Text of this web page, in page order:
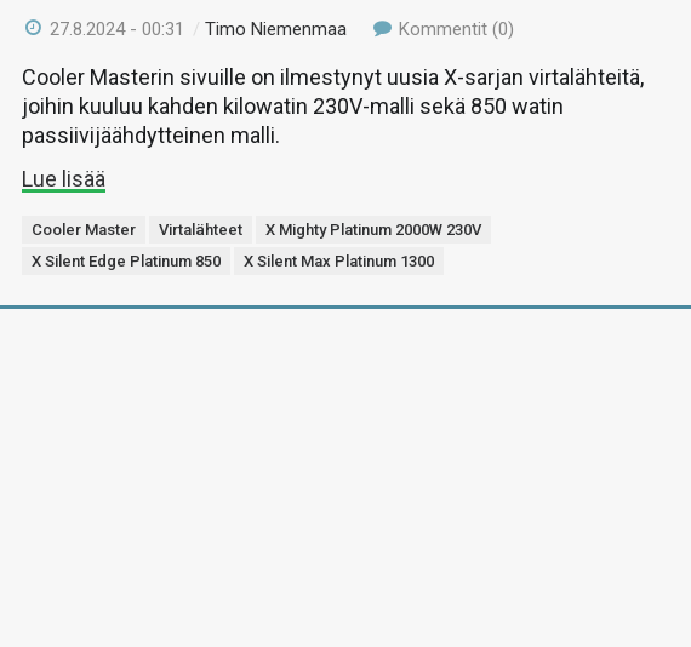
27.8.2024 - 00:31 /Timo Niemenmaa Kommentit (0)
Cooler Masterin sivuille on ilmestynyt uusia X-sarjan virtalähteitä,
joihin kuuluu kahden kilowatin 230V-malli sekä 850 watin
passiivijäähdytteinen malli.
Lue lisää
Cooler Master Virtalähteet
X Mighty Platinum 2000W 230V
X Silent Edge Platinum 850
X Silent Max Platinum 1300